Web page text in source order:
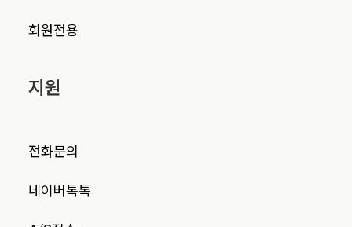
회원전용
지원
전화문의
네이버톡톡